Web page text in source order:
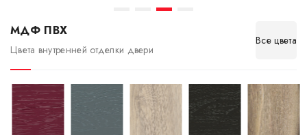
МДФ ПВХ
Цвета внутренней отделки двери
Все цвета